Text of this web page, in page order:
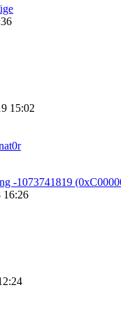
15:02
-1073741819
16:26